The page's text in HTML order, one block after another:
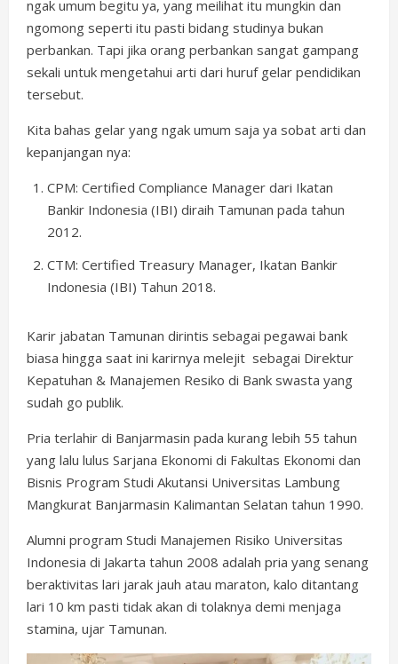
ngak umum begitu ya, yang meilihat itu mungkin dan
ngomong seperti itu pasti bidang studinya bukan
perbankan. Tapi jika orang perbankan sangat gampang
sekali untuk mengetahui arti dari huruf gelar pendidikan
tersebut.
Kita bahas gelar yang ngak umum saja ya sobat arti dan
kepanjangan nya:
CPM: Certified Compliance Manager dari Ikatan
Bankir Indonesia (IBI) diraih Tamunan pada tahun
2012.
CTM: Certified Treasury Manager, Ikatan Bankir
Indonesia (IBI) Tahun 2018.
Karir jabatan Tamunan dirintis sebagai pegawai bank
biasa hingga saat ini karirnya melejit sebagai Direktur
Kepatuhan & Manajemen Resiko di Bank swasta yang
sudah go publik.
Pria terlahir di Banjarmasin pada kurang lebih 55 tahun
yang lalu lulus Sarjana Ekonomi di Fakultas Ekonomi dan
Bisnis Program Studi Akutansi Universitas Lambung
Mangkurat Banjarmasin Kalimantan Selatan tahun 1990.
Alumni program Studi Manajemen Risiko Universitas
Indonesia di Jakarta tahun 2008 adalah pria yang senang
beraktivitas lari jarak jauh atau maraton, kalo ditantang
lari 10 km pasti tidak akan di tolaknya demi menjaga
stamina, ujar Tamunan.